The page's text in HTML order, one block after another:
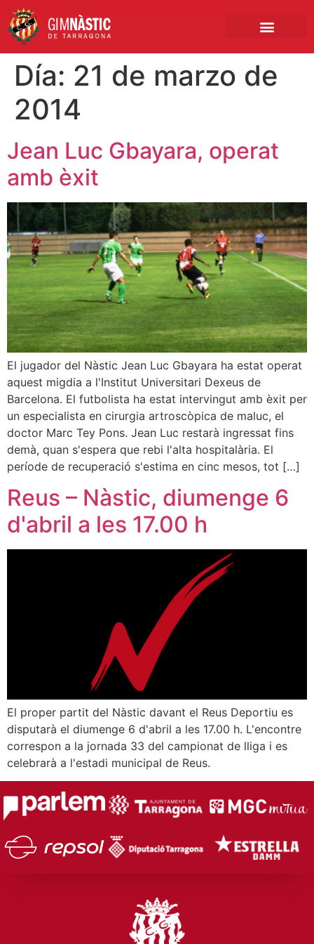
Día: 21 de marzo de
2014
Jean Luc Gbayara, operat
amb èxit
El jugador del Nàstic Jean Luc Gbayara ha estat operat
aquest migdia a l'Institut Universitari Dexeus de
Barcelona. El futbolista ha estat intervingut amb èxit per
un especialista en cirurgia artroscòpica de maluc, el
doctor Marc Tey Pons. Jean Luc restarà ingressat fins
demà, quan s'espera que rebi l'alta hospitalària. El
període de recuperació s'estima en cinc mesos, tot […]
Reus – Nàstic, diumenge 6
d'abril a les 17.00 h
El proper partit del Nàstic davant el Reus Deportiu es
disputarà el diumenge 6 d'abril a les 17.00 h. L'encontre
correspon a la jornada 33 del campionat de lliga i es
celebrarà a l'estadi municipal de Reus.